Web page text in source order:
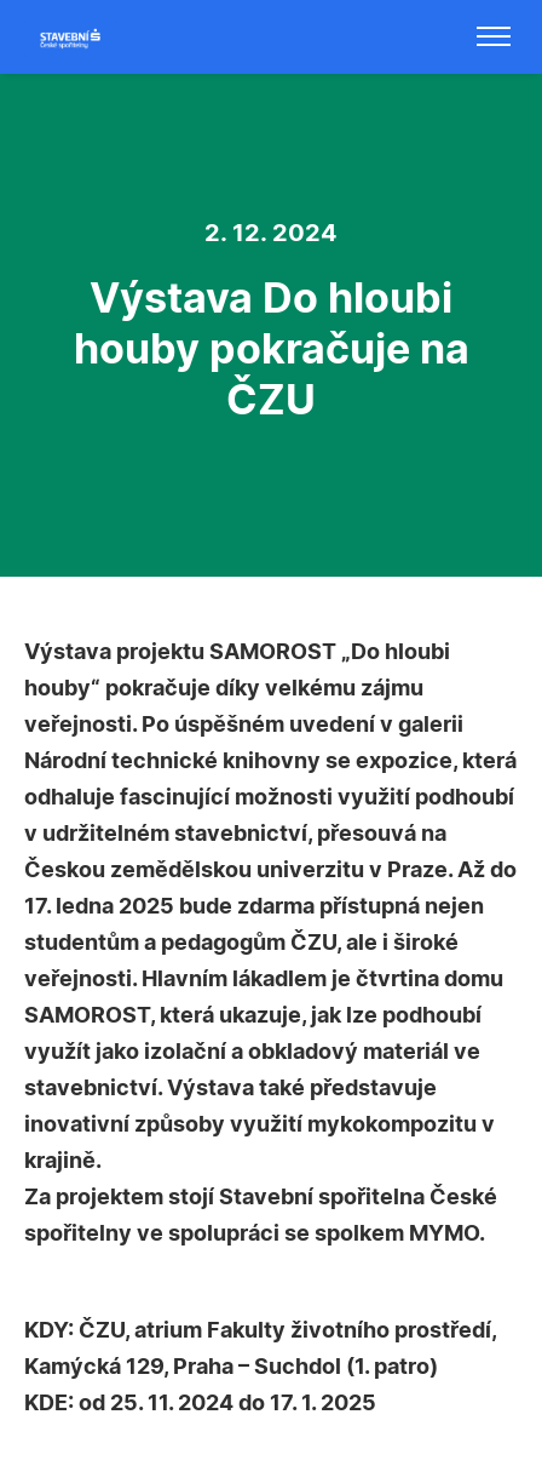
2. 12. 2024
Výstava Do hloubi
houby pokračuje na
ČZU
Výstava projektu SAMOROST „Do hloubi
houby“ pokračuje díky velkému zájmu
veřejnosti. Po úspěšném uvedení v galerii
Národní technické knihovny se expozice, která
odhaluje fascinující možnosti využití podhoubí
v udržitelném stavebnictví, přesouvá na
Českou zemědělskou univerzitu v Praze. Až do
17. ledna 2025 bude zdarma přístupná nejen
studentům a pedagogům ČZU, ale i široké
veřejnosti. Hlavním lákadlem je čtvrtina domu
SAMOROST, která ukazuje, jak lze podhoubí
využít jako izolační a obkladový materiál ve
stavebnictví. Výstava také představuje
inovativní způsoby využití mykokompozitu v
krajině.
Za projektem stojí Stavební spořitelna České
spořitelny ve spolupráci se spolkem MYMO.
KDY: ČZU, atrium Fakulty životního prostředí,
Kamýcká 129, Praha – Suchdol (1. patro)
KDE:od 25. 11. 2024 do 17. 1. 2025